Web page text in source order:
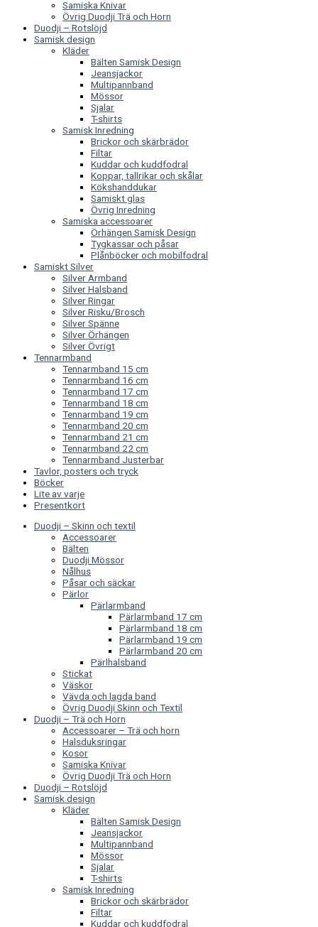
Samiska Knivar
Övrig Duodji Trä och Horn
Duodji – Rotslöjd
Samisk design
Kläder
Bälten Samisk Design
Jeansjackor
Multipannband
Mössor
Sjalar
T-shirts
Samisk Inredning
Brickor och skärbrädor
Filtar
Kuddar och kuddfodral
Koppar, tallrikar och skålar
Kökshanddukar
Samiskt glas
Övrig Inredning
Samiska accessoarer
Örhängen Samisk Design
Tygkassar och påsar
Plånböcker och mobilfodral
Samiskt Silver
Silver Armband
Silver Halsband
Silver Ringar
Silver Risku/Brosch
Silver Spänne
Silver Örhängen
Silver Övrigt
Tennarmband
Tennarmband 15 cm
Tennarmband 16 cm
Tennarmband 17 cm
Tennarmband 18 cm
Tennarmband 19 cm
Tennarmband 20 cm
Tennarmband 21 cm
Tennarmband 22 cm
Tennarmband Justerbar
Tavlor, posters och tryck
Böcker
Lite av varje
Presentkort
Duodji – Skinn och textil
Accessoarer
Bälten
Duodji Mössor
Nålhus
Påsar och säckar
Pärlor
Pärlarmband
Pärlarmband 17 cm
Pärlarmband 18 cm
Pärlarmband 19 cm
Pärlarmband 20 cm
Pärlhalsband
Stickat
Väskor
Vävda och lagda band
Övrig Duodji Skinn och Textil
Duodji – Trä och Horn
Accessoarer – Trä och horn
Halsduksringar
Kosor
Samiska Knivar
Övrig Duodji Trä och Horn
Duodji – Rotslöjd
Samisk design
Kläder
Bälten Samisk Design
Jeansjackor
Multipannband
Mössor
Sjalar
T-shirts
Samisk Inredning
Brickor och skärbrädor
Filtar
Kuddar och kuddfodral